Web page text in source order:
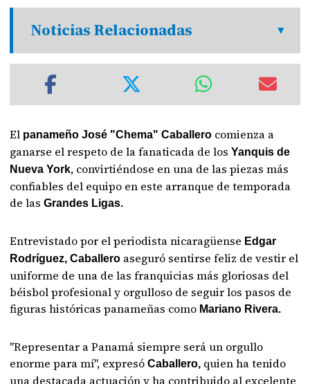
Noticias Relacionadas
El panameño José "Chema" Caballero comienza a
ganarse el respeto de la fanaticada de losYanquis de
Nueva York, convirtiéndose en una de las piezas más
confiables del equipo en este arranque de temporada
de las Grandes Ligas.
Entrevistado por el periodista nicaragüense Edgar
Rodríguez, Caballero aseguró sentirse feliz de vestir el
uniforme de una de las franquicias más gloriosas del
béisbol profesional y orgulloso de seguir los pasos de
figuras históricas panameñas como Mariano Rivera.
"Representar a Panamá siempre será un orgullo
enorme para mí", expresóCaballero, quien ha tenido
una destacada actuación y ha contribuido al excelente